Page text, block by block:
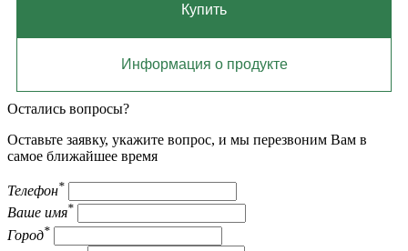
Купить
Информация о продукте
Остались вопросы?
Оставьте заявку, укажите вопрос, и мы перезвоним Вам в
самое ближайшее время
Телефон*
Ваше имя*
Город*